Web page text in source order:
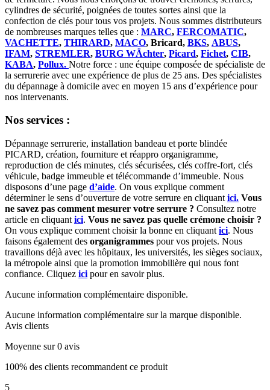
cylindres de sécurité, poignées de toutes sortes ainsi que la
confection de clés pour tous vos projets. Nous sommes distributeurs
de nombreuses marques telles que : MARC, FERCOMATIC,
VACHETTE, THIRARD, MACO, Bricard, BKS, ABUS,
IFAM, STREMLER, BURG WÄchter, Picard, Fichet, CIB,
KABA, Pollux. Notre force : une équipe composée de spécialiste de
la serrurerie avec une expérience de plus de 25 ans. Des spécialistes
du dépannage à domicile avec en moyen 15 ans d’expérience pour
nos intervenants.
Nos services :
Dépannage serrurerie, installation bandeau et porte blindée
PICARD, création, fourniture et réappro organigramme,
reproduction de clés minutes, clés sécurisées, clés coffre-fort, clés
véhicule, badge immeuble et télécommande d’immeuble. Nous
disposons d’une page d’aide. On vous explique comment
déterminer le sens d’ouverture de votre serrure en cliquant ici. Vous
ne savez pas comment mesurer votre serrure ? Consultez notre
article en cliquant ici. Vous ne savez pas quelle crémone choisir ?
On vous explique comment choisir la bonne en cliquant ici. Nous
faisons également des organigrammes pour vos projets. Nous
travaillons déjà avec les hôpitaux, les universités, les sièges sociaux,
la métropole ainsi que la promotion immobilière qui nous font
confiance. Cliquez ici pour en savoir plus.
Aucune information complémentaire disponible.
Aucune information complémentaire sur la marque disponible.
Avis clients
Moyenne sur 0 avis
100% des clients recommandent ce produit
5